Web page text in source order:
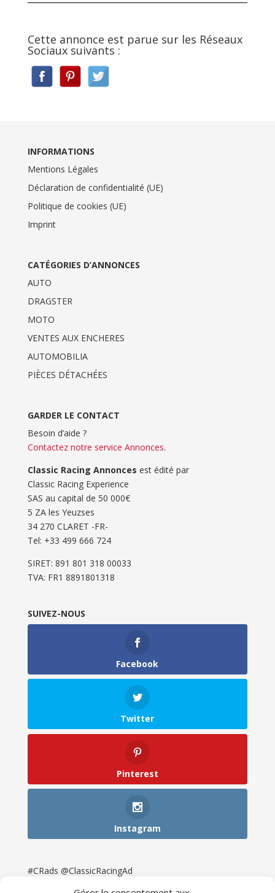
Cette annonce est parue sur les Réseaux
Sociaux suivants :
INFORMATIONS
Mentions Légales
Déclaration de confidentialité (UE)
Politique de cookies (UE)
Imprint
CATÉGORIES D’ANNONCES
AUTO
DRAGSTER
MOTO
VENTES AUX ENCHERES
AUTOMOBILIA
PIÈCES DÉTACHÉES
GARDER LE CONTACT
Besoin d’aide ?
Contactez notre service Annonces.
Classic Racing Annonces est édité par
Classic Racing Experience
SAS au capital de 50 000€
5 ZA les Yeuzses
34 270 CLARET -FR-
Tel: ‭+33 499 666 724‬
SIRET: 891 801 318 00033
TVA: FR1 8891801318
SUIVEZ-NOUS
Facebook
Twitter
Pinterest
Instagram
#CRads @ClassicRacingAd